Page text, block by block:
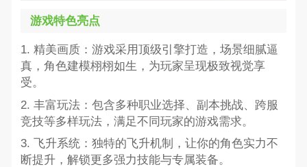
游戏特色亮点
1. 精美画质：游戏采用顶级引擎打造，场景细腻逼
真，角色建模栩栩如生，为玩家呈现极致视觉享
受。
2. 丰富玩法：包含多种职业选择、副本挑战、跨服
竞技等多样玩法，满足不同玩家的游戏需求。
3. 飞升系统：独特的飞升机制，让你的角色实力不
断提升，解锁更多强力技能与专属装备。